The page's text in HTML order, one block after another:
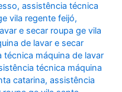
,assistência técnica
vila regente feijó,
e secar roupa ge vila
de lavar e secar
técnica máquina de lavar
técnica máquina
catarina,assistência